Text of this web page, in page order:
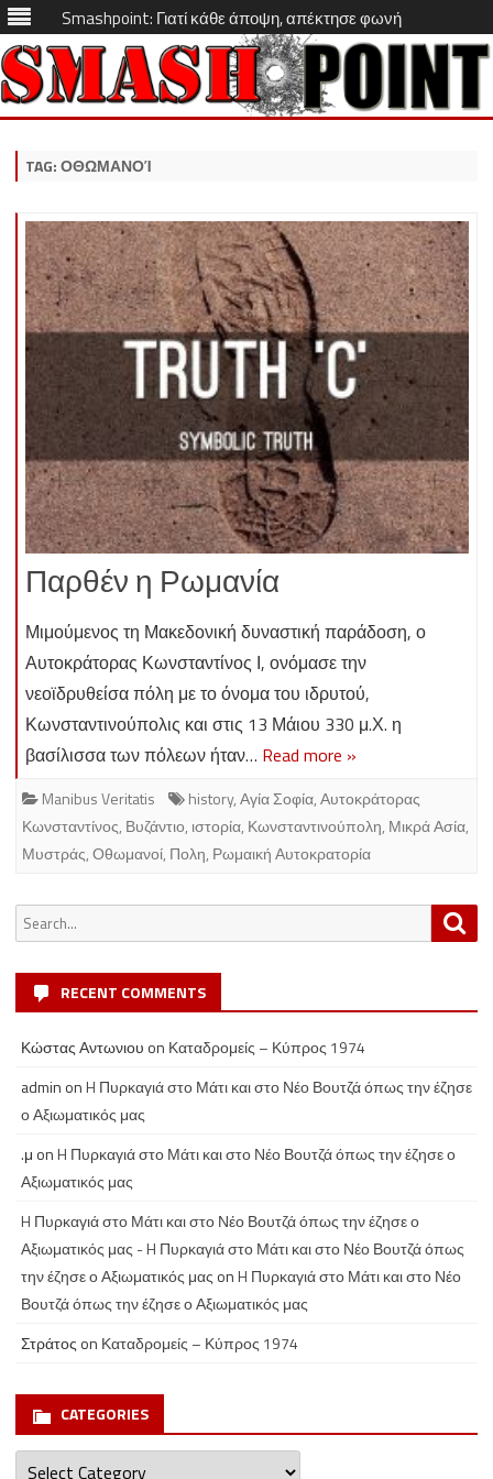
Smashpoint: Γιατί κάθε άποψη, απέκτησε φωνή
Skip
TAG:ΟΘΩΜΑΝΟΊ
Παρθέν η Ρωμανία
Μιμούμενος τη Μακεδονική δυναστική παράδοση, ο
Αυτοκράτορας Κωνσταντίνος Ι, ονόμασε την
νεοϊδρυθείσα πόλη με το όνομα του ιδρυτού,
Κωνσταντινούπολις και στις 13 Μάιου 330 μ.Χ. η
βασίλισσα των πόλεων ήταν… Read more »
Manibus Veritatis history,Αγία Σοφία,Αυτοκράτορας
Κωνσταντίνος, Βυζάντιο, ιστορία, Κωνσταντινούπολη, Μικρά Ασία,
Μυστράς,Οθωμανοί, Πολη, Ρωμαική Αυτοκρατορία
Search
for:
RECENT COMMENTS
Κώστας Αντωνιου on Καταδρομείς – Κύπρος 1974
admin onH Πυρκαγιά στο Μάτι και στο Νέο Βουτζά όπως την έζησε
ο Αξιωματικός μας
.μ onH Πυρκαγιά στο Μάτι και στο Νέο Βουτζά όπως την έζησε ο
Αξιωματικός μας
H Πυρκαγιά στο Μάτι και στο Νέο Βουτζά όπως την έζησε ο
Αξιωματικός μας - H Πυρκαγιά στο Μάτι και στο Νέο Βουτζά όπως
την έζησε ο Αξιωματικός μαςonH Πυρκαγιά στο Μάτι και στο Νέο
Βουτζά όπως την έζησε ο Αξιωματικός μας
Στράτοςon Καταδρομείς – Κύπρος 1974
CATEGORIES
Categories